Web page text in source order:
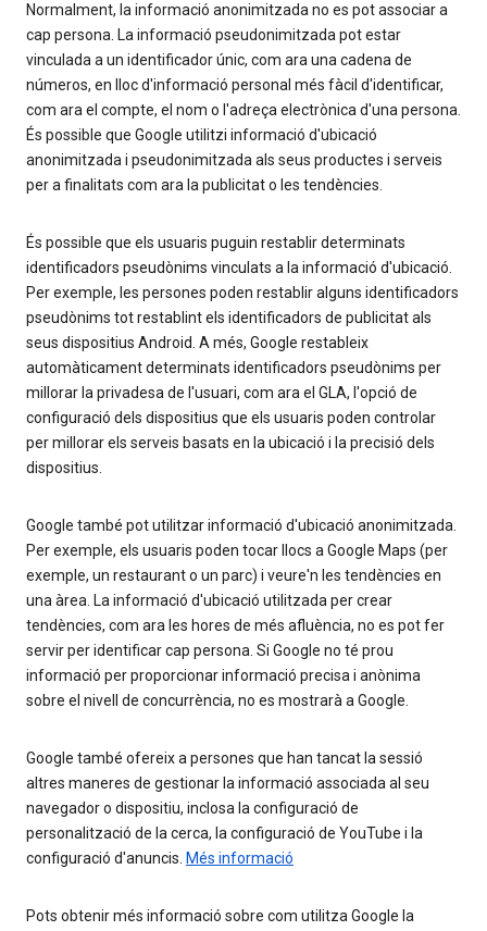
Normalment, la informació anonimitzada no es pot associar a
cap persona. La informació pseudonimitzada pot estar
vinculada a un identificador únic, com ara una cadena de
números, en lloc d'informació personal més fàcil d'identificar,
com ara el compte, el nom o l'adreça electrònica d'una persona.
És possible que Google utilitzi informació d'ubicació
anonimitzada i pseudonimitzada als seus productes i serveis
per a finalitats com ara la publicitat o les tendències.
És possible que els usuaris puguin restablir determinats
identificadors pseudònims vinculats a la informació d'ubicació.
Per exemple, les persones poden restablir alguns identificadors
pseudònims tot restablint els identificadors de publicitat als
seus dispositius Android. A més, Google restableix
automàticament determinats identificadors pseudònims per
millorar la privadesa de l'usuari, com ara el GLA, l'opció de
configuració dels dispositius que els usuaris poden controlar
per millorar els serveis basats en la ubicació i la precisió dels
dispositius.
Google també pot utilitzar informació d'ubicació anonimitzada.
Per exemple, els usuaris poden tocar llocs a Google Maps (per
exemple, un restaurant o un parc) i veure'n les tendències en
una àrea. La informació d'ubicació utilitzada per crear
tendències, com ara les hores de més afluència, no es pot fer
servir per identificar cap persona. Si Google no té prou
informació per proporcionar informació precisa i anònima
sobre el nivell de concurrència, no es mostrarà a Google.
Google també ofereix a persones que han tancat la sessió
altres maneres de gestionar la informació associada al seu
navegador o dispositiu, inclosa la configuració de
personalització de la cerca, la configuració de YouTube i la
configuració d'anuncis. Més informació
Pots obtenir més informació sobre com utilitza Google la